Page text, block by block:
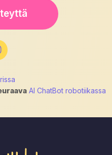
AI ChatBot robotiikassa